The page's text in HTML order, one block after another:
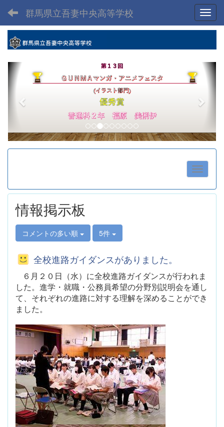
群馬県立吾妻中央高等学校
e
v
o
u
n
t
情報掲示板
コメントの多い順 5件
全校進路ガイダンスがありました。
６月２０日（水）に全校進路ガイダンスが行われま
した。進学・就職・公務員希望の分野別説明会を通し
て、それぞれの進路に対する理解を深めることができ
ました。